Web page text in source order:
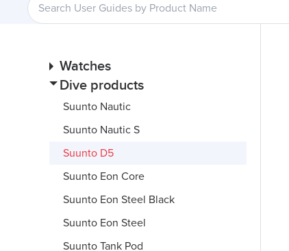
Watches
Dive products
Suunto Nautic
Suunto Nautic S
Suunto D5
Suunto Eon Core
Suunto Eon Steel Black
Suunto Eon Steel
Suunto Tank Pod